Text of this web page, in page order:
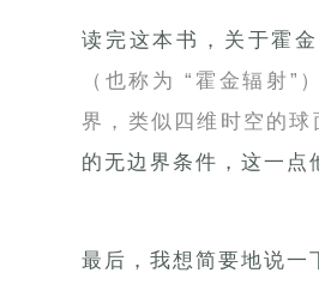
读完这本书，关于霍
（也称为 “霍金辐射”）
界，类似四维时空的球
的无边界条件，这一
最后，我想简要地说一